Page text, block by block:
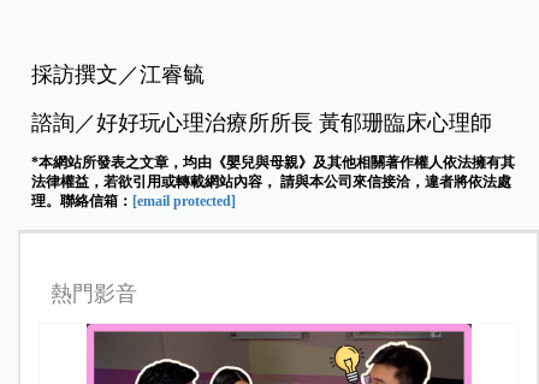
採訪撰文／江睿毓
諮詢／好好玩心理治療所所長 黃郁珊臨床心理師
*本網站所發表之文章，均由《嬰兒與母親》及其他相關著作權人依法擁有其
法律權益，若欲引用或轉載網站內容， 請與本公司來信接洽，違者將依法處
理。聯絡信箱： [email protected]
熱門影音